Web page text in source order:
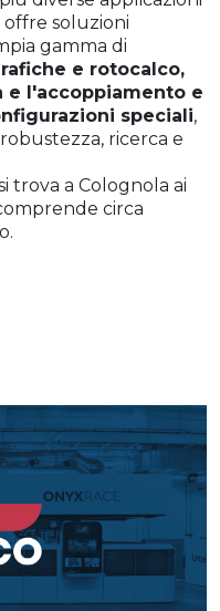
offre soluzioni
gamma di
e rotocalco,
e l'accoppiamento e
speciali,
ricerca e
trova a Colognola ai
circa